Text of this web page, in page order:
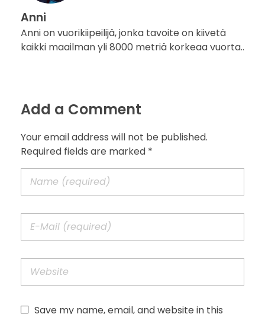
Anni
Anni on vuorikiipeilijä, jonka tavoite on kiivetä
kaikki maailman yli 8000 metriä korkeaa vuorta..
Add a Comment
Your email address will not be published.
Required fields are marked *
Save my name, email, and website in this